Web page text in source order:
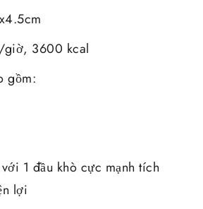
giờ, 3600 kcal
gồm:
1 đầu khò cực mạnh tích
lợi